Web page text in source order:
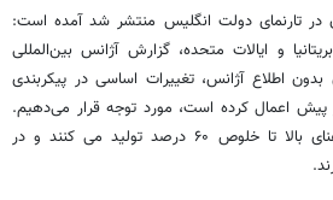
در تارنمای دولت انگلیس منتشر شد آمده است:
و ایالات متحده، گزارش آژانس بین‌المللی
بدون اطلاع آژانس، تغییرات اساسی در پیکربندی
پیش اعمال کرده است، مورد توجه قرار می‌دهیم.
این سانتریفیوژها اورانیوم با غنای بالا تا خلوص ۶۰ درصد تولید می کنند و در